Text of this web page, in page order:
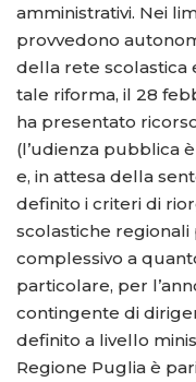
amministrativi. Nei
provvedono
della rete scolastica
tale riforma, il 28
ha presentato
(l’udienza pubblica
e, in attesa della
definito i criteri di
scolastiche
complessivo a
particolare, per
contingente di
definito a livello
Regione Puglia è